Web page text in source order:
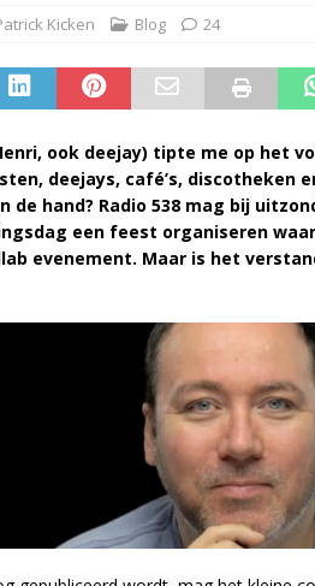
Kicken Blog 24
ook deejay) tipte me op het
deejays, café’s, discotheken
de hand? Radio 538 mag bij
een feest organiseren
evenement. Maar is het